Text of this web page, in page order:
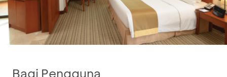
Bagi Pengguna